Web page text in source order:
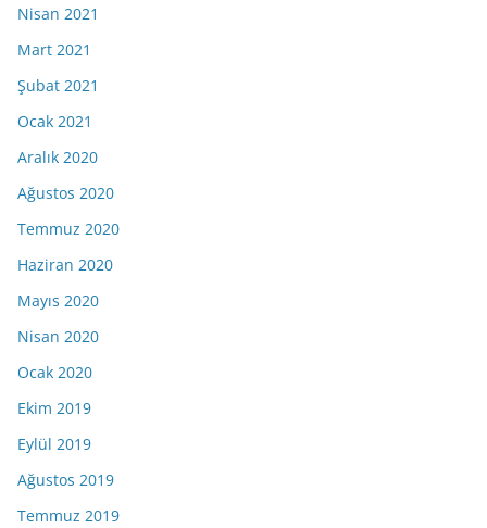
Nisan 2021
Mart 2021
Şubat 2021
Ocak 2021
Aralık 2020
Ağustos 2020
Temmuz 2020
Haziran 2020
Mayıs 2020
Nisan 2020
Ocak 2020
Ekim 2019
Eylül 2019
Ağustos 2019
Temmuz 2019